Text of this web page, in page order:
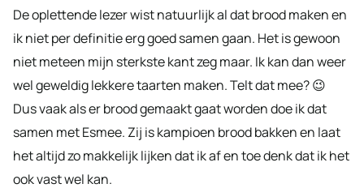
De oplettende lezer wist natuurlijk al dat brood maken en
ik niet per definitie erg goed samen gaan. Het is gewoon
niet meteen mijn sterkste kant zeg maar. Ik kan dan weer
wel geweldig lekkere taarten maken. Telt dat mee? 😉
Dus vaak als er brood gemaakt gaat worden doe ik dat
samen met Esmee. Zij is kampioen brood bakken en laat
het altijd zo makkelijk lijken dat ik af en toe denk dat ik het
ook vast wel kan.